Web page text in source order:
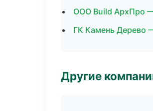
ООО Build АрхПро
ГК Камень Дерево
Другие